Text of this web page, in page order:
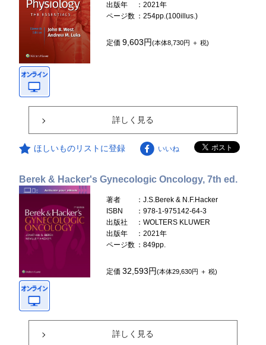
出版年
：2021年
ページ数 ：254pp.(100illus.)
定価9,603円(本体8,730円 ＋ 税)
詳しく見る
ほしいものリストに登録 いいね
Berek & Hacker's Gynecologic Oncology, 7th ed.
著者
：J.S.Berek & N.F.Hacker
ISBN
：978-1-975142-64-3
出版社
：WOLTERS KLUWER
出版年
：2021年
ページ数 ：849pp.
定価32,593円(本体29,630円 ＋ 税)
詳しく見る